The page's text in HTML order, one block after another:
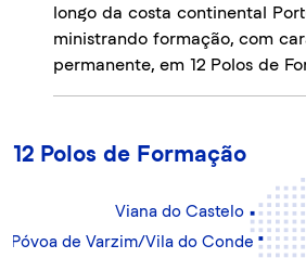
longo da costa continental
ministrando formação, com
permanente, em 12 Polos de
12 Polos de Formação
Viana do Castelo
Póvoa de Varzim/Vila do Conde